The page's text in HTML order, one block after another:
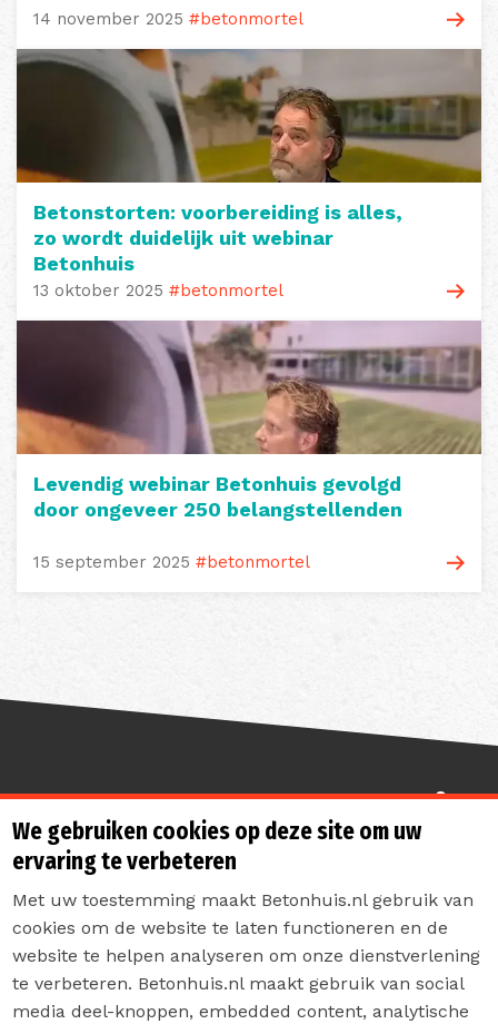
14 november 2025 #betonmortel
Betonstorten: voorbereiding is alles,
zo wordt duidelijk uit webinar
Betonhuis
13 oktober 2025 #betonmortel
Levendig webinar Betonhuis gevolgd
door ongeveer 250 belangstellenden
15 september 2025 #betonmortel
Sterk de toekomst in
Contact
We gebruiken cookies op deze site om uw
ervaring te verbeteren
Met uw toestemming maakt Betonhuis.nl gebruik van
cookies om de website te laten functioneren en de
website te helpen analyseren om onze dienstverlening
te verbeteren. Betonhuis.nl maakt gebruik van social
media deel-knoppen, embedded content, analytische